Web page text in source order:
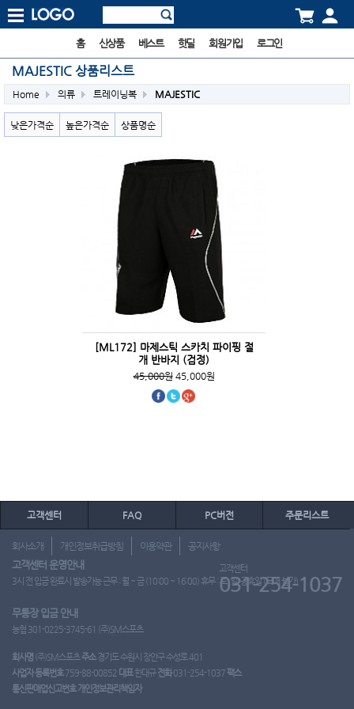
홈 신상품 베스트 핫딜 회원가입 로그인
MAJESTIC 상품리스트
Home 의류 트레이닝복 MAJESTIC
낮은가격순 높은가격순 상품명순
[ML172] 마제스틱 스카치 파이핑 절
개 반바지 (검정)
45,000원45,000원
고객센터 FAQ PC버전 주문리스트
회사소개 개인정보취급방침 이용약관 공지사항
고객센터 운영안내
3시 전 입금 완료시 발송가능 근무 : 월 ~ 금 (10:00 ~ 16:00) 휴무 : 토, 일, 공휴일 (도매 불가)
고객센터
031-254-1037
무통장 입금 안내
농협 301-0225-3745-61 (주)SM스포츠
회사명 (주)SM스포츠주소경기도 수원시 장안구 수성로 401
사업자 등록번호759-88-00852 대표한대규 전화031-254-1037팩스
통신판매업신고번호 개인정보관리책임자